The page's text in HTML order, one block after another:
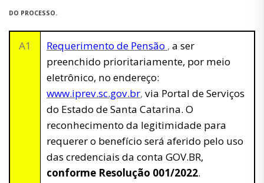
DO PROCESSO.
A1 Requerimento de Pensão , a ser
preenchido prioritariamente, por meio
eletrônico, no endereço:
www.iprev.sc.gov.br, via Portal de Serviços
do Estado de Santa Catarina. O
reconhecimento da legitimidade para
requerer o benefício será aferido pelo uso
das credenciais da conta GOV.BR,
conforme Resolução 001/2022.